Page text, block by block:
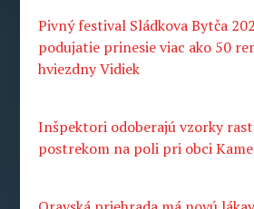
Pivný festival Sládkova Bytča
podujatie prinesie viac ako 50
hviezdny Vidiek
Inšpektori odoberajú vzorky
postrekom na poli pri obci